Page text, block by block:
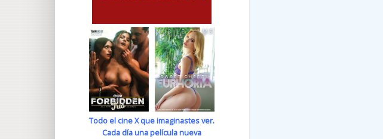
Todo el cine X que imaginastes ver.
Cada día una película nueva